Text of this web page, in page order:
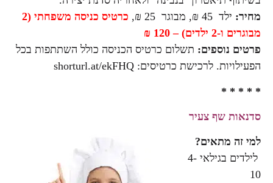
מחיר: ילד 45 ₪, מבוגר 25 ₪,
כרטיס כניסה משפחתי (2
מבוגרים ו-2 ילדים) – 120 ₪
פרטים נוספים: תשלום כרטיס הכניסה כולל השתתפות בכל
הפעילויות. לרכישת כרטיסים: shorturl.at/ekFHQ
* * * * *
סדנאות שף צעיר
למי זה מתאים?
לילדים בגילאי 4-
10